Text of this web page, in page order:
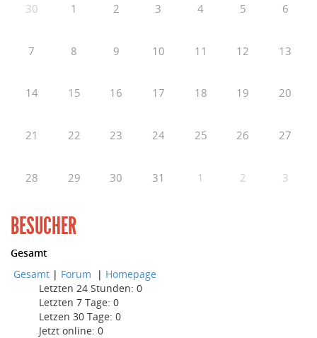
30 1 2 3 4 5 6
7 8 9 10 11 12 13
14 15 16 17 18 19 20
21 22 23 24 25 26 27
28 29 30 31 1 2 3
BESUCHER
Gesamt
Gesamt | Forum | Homepage
Letzten 24 Stunden: 0
Letzten 7 Tage: 0
Letzen 30 Tage: 0
Jetzt online: 0